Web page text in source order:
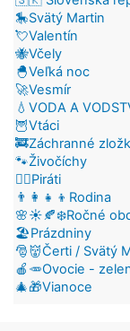
🎠Svätý Martin
💘Valentín
🐝Včely
🐣Veľká noc
🚀Vesmír
💧VODA A
🦉Vtáci
🚒Záchranné
🐾Živočíchy
🏴‍☠️Piráti
👨‍👩‍👧‍👦Rodina
🌸☀️🍂❄️Ročné
🏖️Prázdniny
🎅👹Čerti / Svätý
🍎🥕Ovocie -
🎄🎁Vianoce